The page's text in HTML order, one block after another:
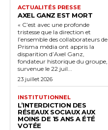
ACTUALITÉS PRESSE
AXEL GANZ EST MORT
« C’est avec une profonde
tristesse que la direction et
l’ensemble des collaborateurs de
Prisma média ont appris la
disparition d’Axel Ganz,
fondateur historique du groupe,
survenue le 22 juil...
23 juillet 2026
INSTITUTIONNEL
L’INTERDICTION DES
RÉSEAUX SOCIAUX AUX
MOINS DE 15 ANS A ÉTÉ
VOTÉE